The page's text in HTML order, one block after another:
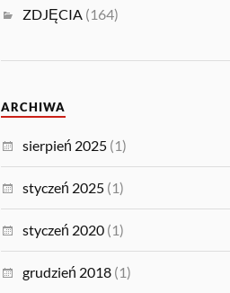
ZDJĘCIA (164)
ARCHIWA
sierpień 2025 (1)
styczeń 2025 (1)
styczeń 2020 (1)
grudzień 2018 (1)